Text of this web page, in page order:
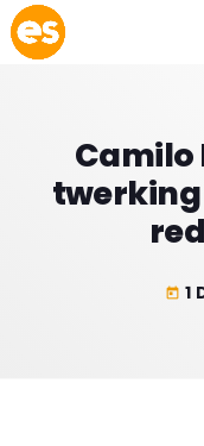
EMISIÓN LA
EMISIÓN
Camilo
twerking
today 1